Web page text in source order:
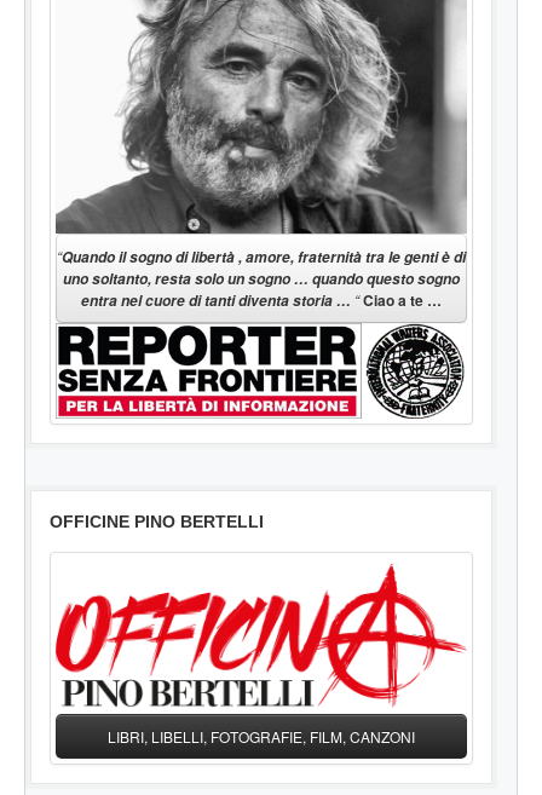
“Quando il sogno di libertà , amore, fraternità tra le genti è di
uno soltanto, resta solo un sogno … quando questo sogno
entra nel cuore di tanti diventa storia … “Ciao a te …
OFFICINE PINO BERTELLI
LIBRI, LIBELLI, FOTOGRAFIE, FILM, CANZONI